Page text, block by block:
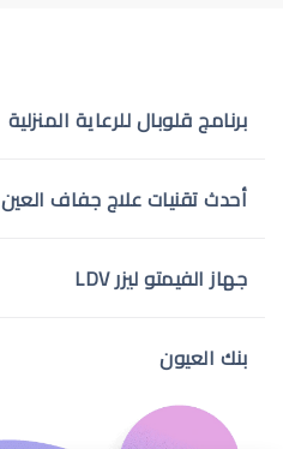
برنامج قلوبال للرعاية المنزلية
أحدث تقنيات علاج جفاف العين
جهاز الفيمتو ليزر LDV
بنك العيون